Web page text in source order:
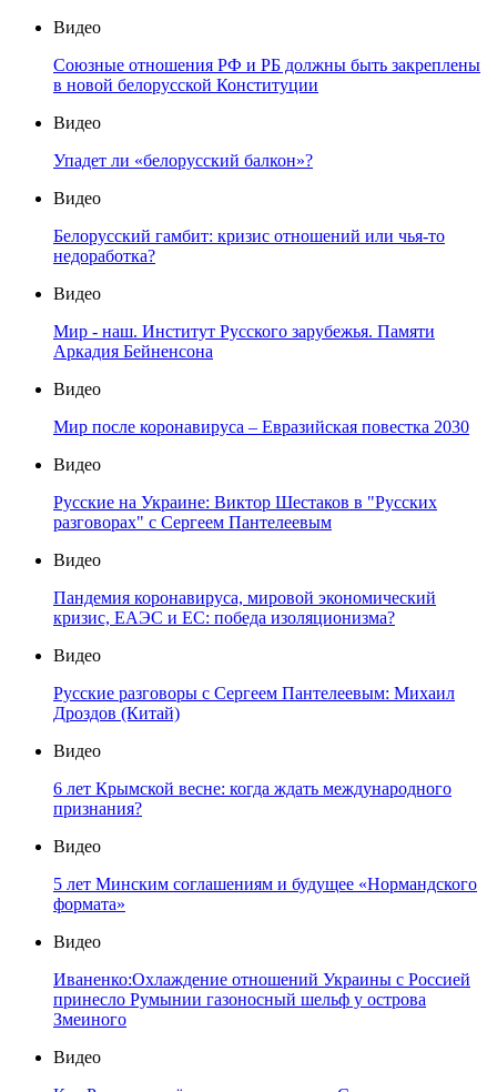
Видео
Союзные отношения РФ и РБ должны быть закреплены
в новой белорусской Конституции
Видео
Упадет ли «белорусский балкон»?
Видео
Белорусский гамбит: кризис отношений или чья-то
недоработка?
Видео
Мир - наш. Институт Русского зарубежья. Памяти
Аркадия Бейненсона
Видео
Мир после коронавируса – Евразийская повестка 2030
Видео
Русские на Украине: Виктор Шестаков в "Русских
разговорах" с Сергеем Пантелеевым
Видео
Пандемия коронавируса, мировой экономический
кризис, ЕАЭС и ЕС: победа изоляционизма?
Видео
Русские разговоры с Сергеем Пантелеевым: Михаил
Дроздов (Китай)
Видео
6 лет Крымской весне: когда ждать международного
признания?
Видео
5 лет Минским соглашениям и будущее «Нормандского
формата»
Видео
Иваненко:Охлаждение отношений Украины с Россией
принесло Румынии газоносный шельф у острова
Змеиного
Видео